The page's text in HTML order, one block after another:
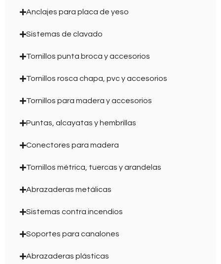
Anclajes para placa de yeso
Sistemas de clavado
Tornillos punta broca y accesorios
Tornillos rosca chapa, pvc y accesorios
Tornillos para madera y accesorios
Puntas, alcayatas y hembrillas
Conectores para madera
Tornillos métrica, tuercas y arandelas
Abrazaderas metálicas
Sistemas contra incendios
Soportes para canalones
Abrazaderas plásticas